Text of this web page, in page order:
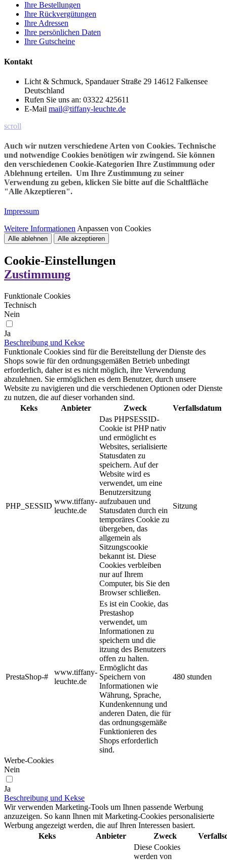
Ihre Bestellungen
Ihre Rückvergütungen
Ihre Adressen
Ihre persönlichen Daten
Ihre Gutscheine
Kontakt
Licht & Schmuck, Spandauer Straße 29 14612 Falkensee
Deutschland
Rufen Sie uns an: 03322 425611
E-Mail mail@tiffany-leuchte.de
scroll
Auch wir nutzen verschiedene Arten von Cookies. Technische
und notwendige Cookies benötigen wir zwingend. Sie können
den verschiedenen Cookie-Kategorien Ihre Zustimmung oder
Ablehnung erteilen. Um Ihre Zustimmung zu seiner
Verwendung zu geben, klicken Sie bitte auf die Schaltfläche
"Alle Akzeptieren".
Impressum
Weitere Informationen Anpassen von Cookies
Alle ablehnen Alle akzeptieren
Cookie-Einstellungen
Zustimmung
Funktionale Cookies
Technisch
Nein
Ja
Beschreibung und Kekse
Funktionale Cookies sind für die Bereitstellung der Dienste des
Shops sowie für den ordnungsgemäßen Betrieb unbedingt
erforderlich, daher ist es nicht möglich, ihre Verwendung
abzulehnen. Sie ermöglichen es dem Benutzer, durch unsere
Website zu navigieren und die verschiedenen Optionen oder Dienste
zu nutzen, die auf dieser vorhanden sind.
Keks
Anbieter Zweck Verfallsdatum
PHP_SESSID
www.tiffany-
leuchte.de
Das PHPSESSID-
Cookie ist PHP nativ
und ermöglicht es
Websites, serialisierte
Statusdaten zu
speichern. Auf der
Website wird es
verwendet, um eine
Benutzersitzung
aufzubauen und
Statusdaten durch ein
temporäres Cookie zu
übergeben, das
allgemein als
Sitzungscookie
bekannt ist. Diese
Cookies verbleiben
nur auf Ihrem
Computer, bis Sie den
Browser schließen.
Sitzung
PrestaShop-#
www.tiffany-
leuchte.de
Es ist ein Cookie, das
Prestashop
verwendet, um
Informationen zu
speichern und die
itzung des Benutzers
offen zu halten.
Ermöglicht das
Speichern von
Informationen wie
Währung, Sprache,
Kundenkennung und
anderen Daten, die für
das ordnungsgemäße
Funktionieren des
Shops erforderlich
sind.
480 stunden
Werbe-Cookies
Nein
Ja
Beschreibung und Kekse
Wir verwenden Marketing-Tools um Ihnen passende Werbung
anzuzeigen. So kann Ihnen mit Marketing-Cookies personalisierte
Werbung angezeigt werden, die auf Ihren Interessen basiert.
Keks
Anbieter Zweck
Diese Cookies
werden von